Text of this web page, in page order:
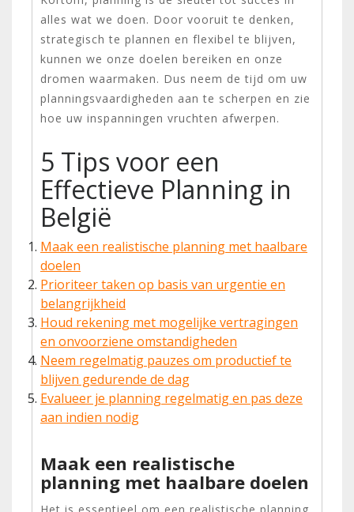
alles wat we doen. Door vooruit te denken,
strategisch te plannen en flexibel te blijven,
kunnen we onze doelen bereiken en onze
dromen waarmaken. Dus neem de tijd om uw
planningsvaardigheden aan te scherpen en zie
hoe uw inspanningen vruchten afwerpen.
5 Tips voor een
Effectieve Planning in
België
Maak een realistische planning met haalbare
doelen
Prioriteer taken op basis van urgentie en
belangrijkheid
Houd rekening met mogelijke vertragingen
en onvoorziene omstandigheden
Neem regelmatig pauzes om productief te
blijven gedurende de dag
Evalueer je planning regelmatig en pas deze
aan indien nodig
Maak een realistische
planning met haalbare doelen
Het is essentieel om een realistische planning